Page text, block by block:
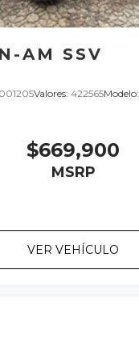
AM SSV
Valores: 422565Modelo:
$669,900
MSRP
VER VEHÍCULO